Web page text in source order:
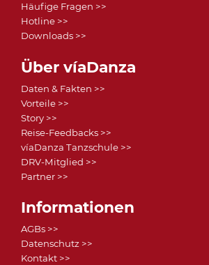
Häufige Fragen >>
Hotline >>
Downloads >>
Über víaDanza
Daten & Fakten >>
Vorteile >>
Story >>
Reise-Feedbacks >>
víaDanza Tanzschule >>
DRV-Mitglied >>
Partner >>
Informationen
AGBs >>
Datenschutz >>
Kontakt >>